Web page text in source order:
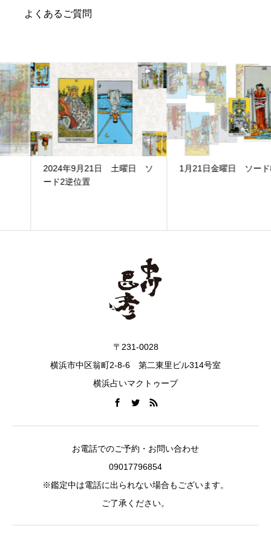
よくあるご質問
2024年9月21日 土曜日 ソ
ード2逆位置
1月21日金曜日 ソード8
〒231-0028
横浜市中区翁町2-8-6 第二東里ビル314号室
横浜占いマクトゥーブ
お電話でのご予約・お問い合わせ
09017796854
※鑑定中は電話に出られない場合もございます。
ご了承ください。